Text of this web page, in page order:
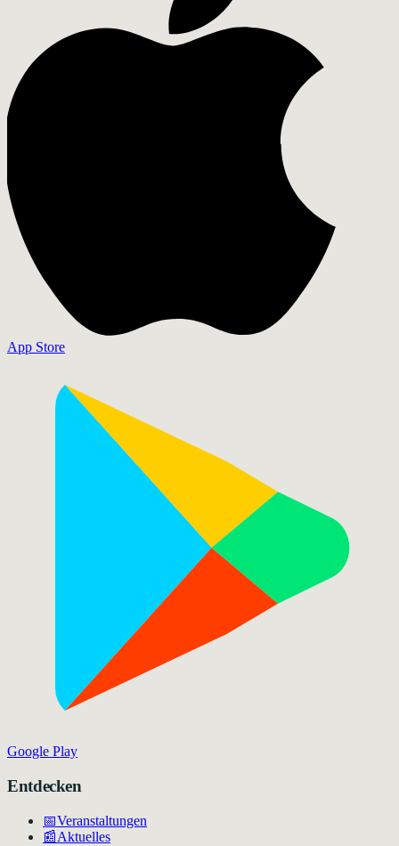
App Store
Google Play
Entdecken
📅Veranstaltungen
📰Aktuelles